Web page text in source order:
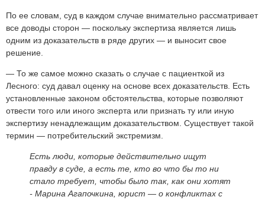
По ее словам, суд в каждом случае внимательно рассматривает
все доводы сторон — поскольку экспертиза является лишь
одним из доказательств в ряде других — и выносит свое
решение.
— То же самое можно сказать о случае с пациенткой из
Лесного: суд давал оценку на основе всех доказательств. Есть
установленные законом обстоятельства, которые позволяют
отвести того или иного эксперта или признать ту или иную
экспертизу ненадлежащим доказательством. Существует такой
термин — потребительский экстремизм.
Есть люди, которые действительно ищут
правду в суде, а есть те, кто во что бы то ни
стало требует, чтобы было так, как они хотят
- Марина Агапочкина, юрист — о конфликтах с